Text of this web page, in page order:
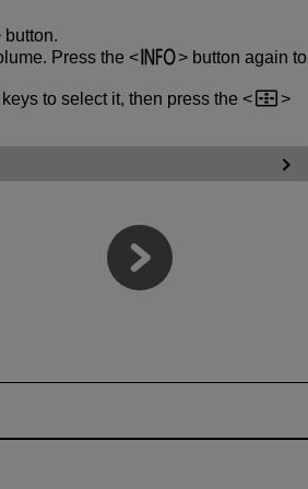
button.
Press the
button again to
to select it, then press the